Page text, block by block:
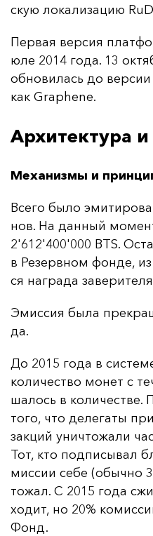
скую ло­ка­ли­за­цию
Пер­вая вер­сия
юле 2014 го­да. 13
об­но­ви­лась до вер­сии
как Graphene.
Архитектура и
Механизмы и
Все­го бы­ло
нов. На дан­ный
2'612'400'000 BTS.
в Ре­зер­вном фон­де,
ся наг­ра­да
Эмис­сия бы­ла
да.
До 2015 го­да в
ко­ли­чес­тво мо­нет с
ша­лось в ко­ли­чес­тве.
то­го, что де­ле­га­ты
зак­ций унич­то­жа­ли
Тот, кто под­пи­сы­вал
мис­сии се­бе (обыч­но
то­жал. С 2015 го­да
хо­дит, но 20%
Фонд.